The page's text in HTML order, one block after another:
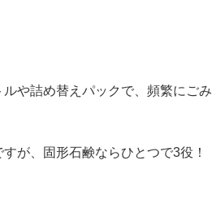
や詰め替えパックで、頻繁にごみ
が、固形石鹸ならひとつで3役！